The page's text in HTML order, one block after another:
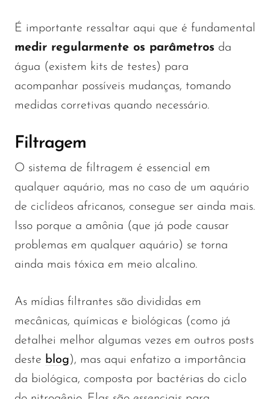
É importante ressaltar aqui que é fundamental
medir regularmente os parâmetros da
água (existem kits de testes) para
acompanhar possíveis mudanças, tomando
medidas corretivas quando necessário.
Filtragem
O sistema de filtragem é essencial em
qualquer aquário, mas no caso de um aquário
de ciclídeos africanos, consegue ser ainda mais.
Isso porque a amônia (que já pode causar
problemas em qualquer aquário) se torna
ainda mais tóxica em meio alcalino.
As mídias filtrantes são divididas em
mecânicas, químicas e biológicas (como já
detalhei melhor algumas vezes em outros posts
deste blog ), mas aqui enfatizo a importância
da biológica, composta por bactérias do ciclo